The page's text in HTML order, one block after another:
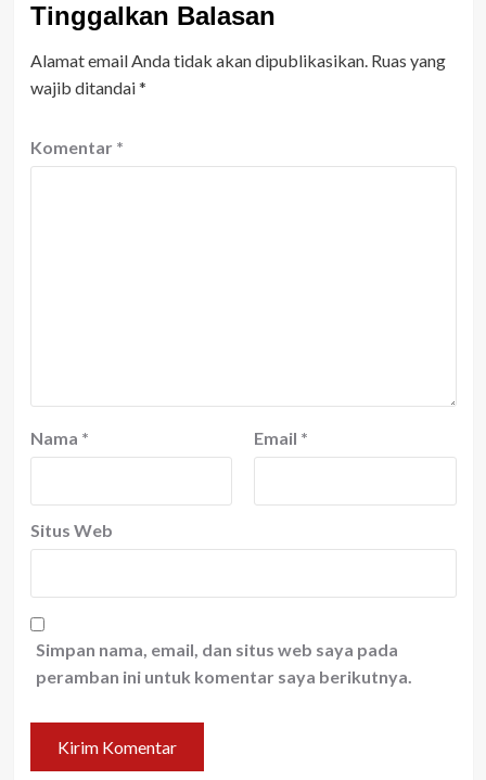
Tinggalkan Balasan
Alamat email Anda tidak akan dipublikasikan. Ruas yang
wajib ditandai*
Komentar *
Nama * Email *
Situs Web
Simpan nama, email, dan situs web saya pada
peramban ini untuk komentar saya berikutnya.